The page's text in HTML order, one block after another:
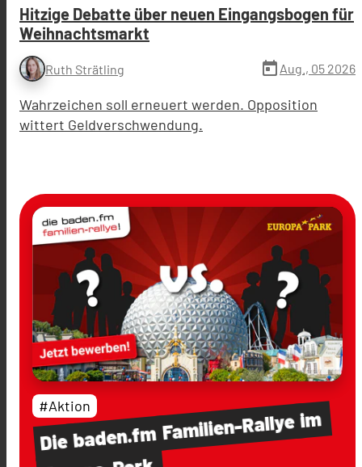
Hitzige Debatte über neuen Eingangsbogen für
Weihnachtsmarkt
Ruth Strätling today Aug., 05 2026
Wahrzeichen soll erneuert werden. Opposition
wittert Geldverschwendung.
Diebaden.fmFamilien-Rallyeim
#Aktion